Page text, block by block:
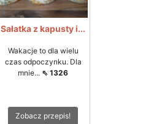
Sałatka z kapusty i...
Wakacje to dla wielu
czas odpoczynku. Dla
mnie... ⇖ 1326
Zobacz przepis!